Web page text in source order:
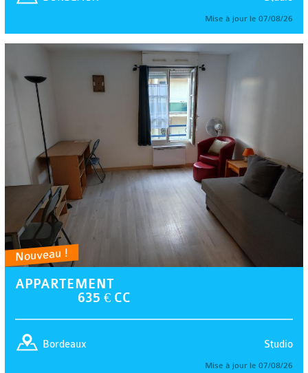
Mise à jour le 07/08/26
Nouveau !
APPARTEMENT
635 € CC
Studio
Bordeaux
Mise à jour le 07/08/26